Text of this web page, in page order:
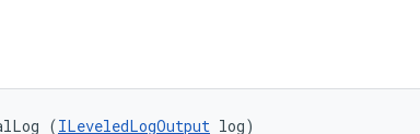
(ILeveledLogOutput log)